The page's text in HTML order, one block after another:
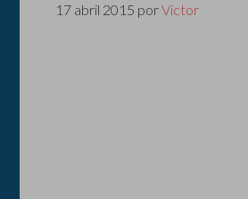
17 abril 2015 porVictor